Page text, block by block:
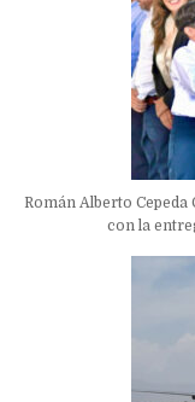
Román Alberto
con la